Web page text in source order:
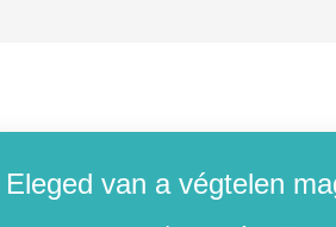
Eleged van a végtelen